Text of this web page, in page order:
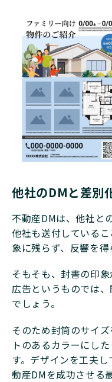
他社のDMと差別
不動産DMは、他社と
他社も送付している
象に残らず、反響を得
そもそも、封書の印
広告というものでは
でしょう。
そのため封筒のサイ
トのあるカラーにし
す。デザインを工夫
動産DMを成功させる